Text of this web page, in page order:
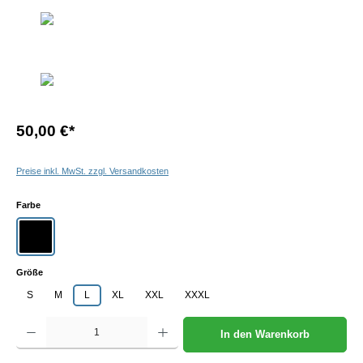
50,00 €*
Preise inkl. MwSt. zzgl. Versandkosten
Farbeauswählen
Größeauswählen
S M L XL XXL XXXL
Produkt Anzahl: Gib den gewünschten Wert ein oder benutze die Schaltflächen um die
In den Warenkorb